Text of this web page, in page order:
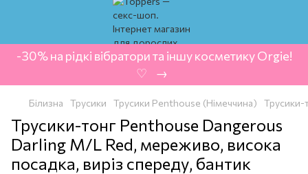
-30% на рідкі вібратори та іншу косметику Orgie!
‍ ♡ ‍ → ‍
Білизна Трусики Трусики Penthouse (Німеччина) Трусики-
Трусики-тонг Penthouse Dangerous
Darling M/L Red, мереживо, висока
посадка, виріз спереду, бантик